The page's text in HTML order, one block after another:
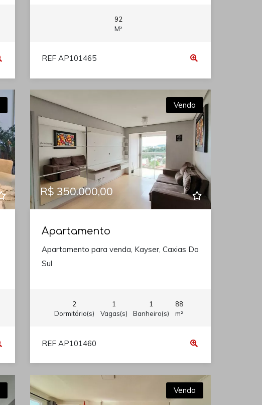
92
M²
REF AP101465
Venda
R$ 350.000,00
Apartamento
Apartamento para venda, Kayser, Caxias Do
Sul
2
Dormitório(s)
1
Vagas(s)
1
Banheiro(s)
88
m²
REF AP101460
Venda